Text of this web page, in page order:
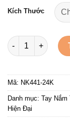
Kích Thước
Núm cửa tủ vàng
Mã: NK441-24K
Danh mục: Tay Nắm
Hiện Đại